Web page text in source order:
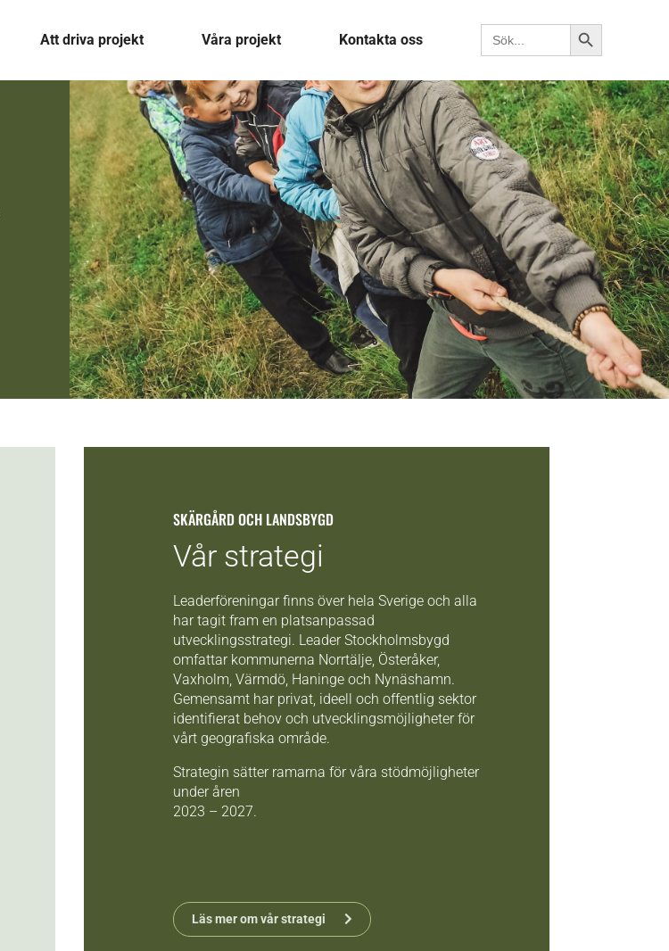
Att driva projekt Våra projekt Kontakta oss Sök efter: Sökknapp
SKÄRGÅRD OCH LANDSBYGD
Vår strategi
Leaderföreningar finns över hela Sverige och alla
har tagit fram en platsanpassad
utvecklingsstrategi. Leader Stockholmsbygd
omfattar kommunerna Norrtälje, Österåker,
Vaxholm, Värmdö, Haninge och Nynäshamn.
Gemensamt har privat, ideell och offentlig sektor
identifierat behov och utvecklingsmöjligheter för
vårt geografiska område.
Strategin sätter ramarna för våra stödmöjligheter
under åren
2023 – 2027.
Läs mer om vår strategi